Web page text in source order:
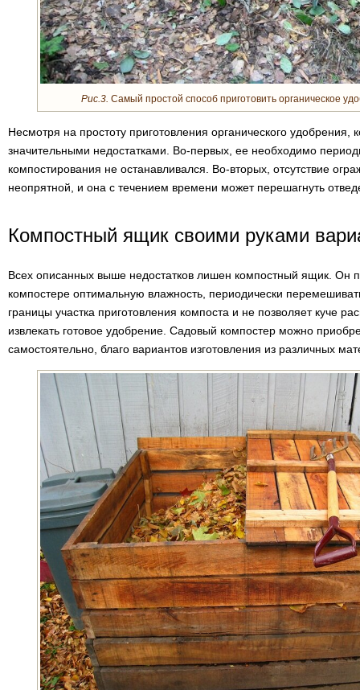
Рис.3. Самый простой способ приготовить органическое
Несмотря на простоту приготовления органического удобрения,
значительными недостатками. Во-первых, ее необходимо
компостирования не останавливался. Во-вторых, отсутствие
неопрятной, и она с течением времени может перешагнуть
Компостный ящик своими руками
Всех описанных выше недостатков лишен компостный ящик. Он
компостере оптимальную влажность, периодически
границы участка приготовления компоста и не позволяет куче
извлекать готовое удобрение. Садовый компостер можно
самостоятельно, благо вариантов изготовления из различных